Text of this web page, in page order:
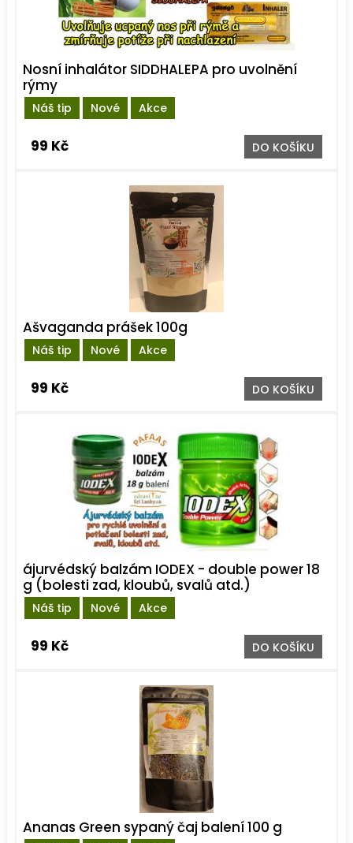
Náš tip Nové Akce
Nosní inhalátor SIDDHALEPA pro uvolnění
rýmy
99 Kč DO KOŠÍKU
Náš tip Nové Akce
Ašvaganda prášek 100g
99 Kč DO KOŠÍKU
Náš tip Nové Akce
ájurvédský balzám IODEX - double power 18
g (bolesti zad, kloubů, svalů atd.)
99 Kč DO KOŠÍKU
Ananas Green sypaný čaj balení 100 g